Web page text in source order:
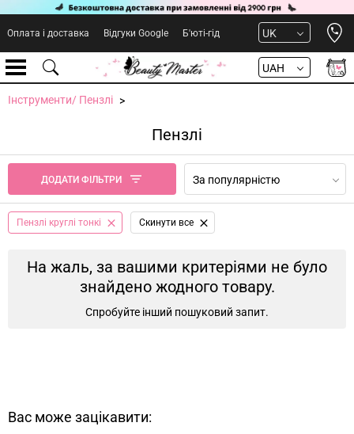
Оплата і доставка Відгуки Google Б'юті-гід UK
UAH
Інструменти/ Пензлі
Пензлі
ДОДАТИ ФІЛЬТРИ За популярністю
Пензлі круглі тонкі Cкинути все
На жаль, за вашими критеріями не було
знайдено жодного товару.
Спробуйте інший пошуковий запит.
Вас може зацікавити: